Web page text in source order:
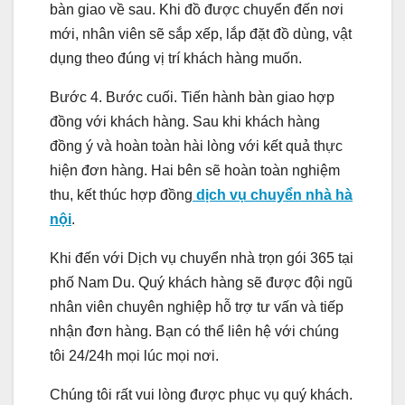
bàn giao về sau. Khi đồ được chuyển đến nơi
mới, nhân viên sẽ sắp xếp, lắp đặt đồ dùng, vật
dụng theo đúng vị trí khách hàng muốn.
Bước 4. Bước cuối. Tiến hành bàn giao hợp
đồng với khách hàng. Sau khi khách hàng
đồng ý và hoàn toàn hài lòng với kết quả thực
hiện đơn hàng. Hai bên sẽ hoàn toàn nghiệm
thu, kết thúc hợp đồng dịch vụ chuyển nhà hà
nội.
Khi đến với Dịch vụ chuyển nhà trọn gói 365 tại
phố Nam Du. Quý khách hàng sẽ được đội ngũ
nhân viên chuyên nghiệp hỗ trợ tư vấn và tiếp
nhận đơn hàng. Bạn có thể liên hệ với chúng
tôi 24/24h mọi lúc mọi nơi.
Chúng tôi rất vui lòng được phục vụ quý khách.